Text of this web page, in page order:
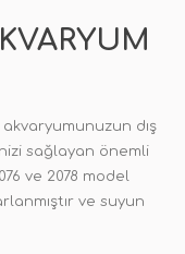
akvaryumunuzun dış
sağlayan önemli
ve 2078 model
ve suyun